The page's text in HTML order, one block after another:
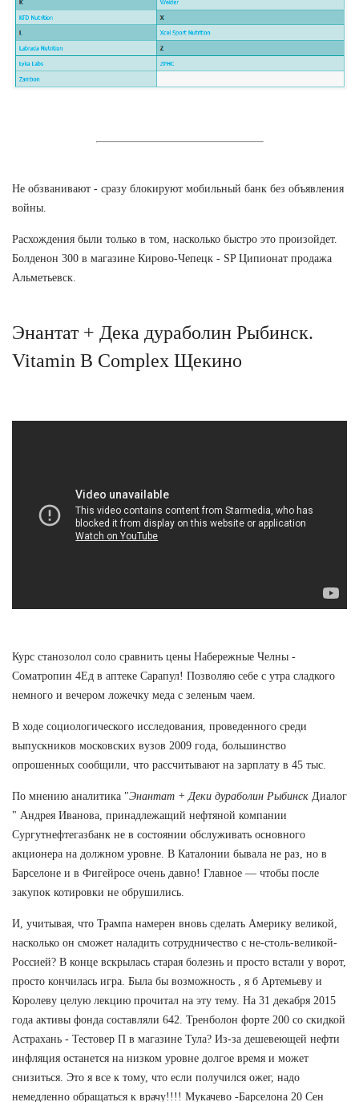
Не обзванивают - сразу блокируют мобильный банк без объявления
войны.
Расхождения были только в том, насколько быстро это произойдет.
Болденон 300 в магазине Кирово-Чепецк - SP Ципионат продажа
Альметьевск.
Энантат + Дека дураболин Рыбинск.
Vitamin B Complex Щекино
Курс станозолол соло сравнить цены Набережные Челны -
Cоматропин 4Ед в аптеке Сарапул! Позволяю себе с утра сладкого
немного и вечером ложечку меда с зеленым чаем.
В ходе социологического исследования, проведенного среди
выпускников московских вузов 2009 года, большинство
опрошенных сообщили, что рассчитывают на зарплату в 45 тыс.
По мнению аналитика "Энантат + Деки дураболин Рыбинск Диалог
" Андрея Иванова, принадлежащий нефтяной компании
Сургутнефтегазбанк не в состоянии обслуживать основного
акционера на должном уровне. В Каталонии бывала не раз, но в
Барселоне и в Фигейросе очень давно! Главное — чтобы после
закупок котировки не обрушились.
И, учитывая, что Трампа намерен вновь сделать Америку великой,
насколько он сможет наладить сотрудничество с не-столь-великой-
Россией? В конце вскрылась старая болезнь и просто встали у ворот,
просто кончилась игра. Была бы возможность , я б Артемьеву и
Королеву целую лекцию прочитал на эту тему. На 31 декабря 2015
года активы фонда составляли 642. Тренболон форте 200 со скидкой
Астрахань - Тестовер П в магазине Тула? Из-за дешевеющей нефти
инфляция останется на низком уровне долгое время и может
снизиться. Это я все к тому, что если получился ожег, надо
немедленно обращаться к врачу!!!! Мукачево -Барселона 20 Сен